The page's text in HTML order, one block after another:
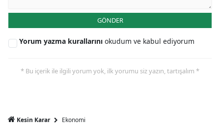
Kastamonu
Kayseri
Kırşehir
GÖNDER
Yorum yazma kurallarını okudum ve kabul ediyorum
* Bu içerik ile ilgili yorum yok, ilk yorumu siz yazın, tartışalım *
Kesin Karar Ekonomi